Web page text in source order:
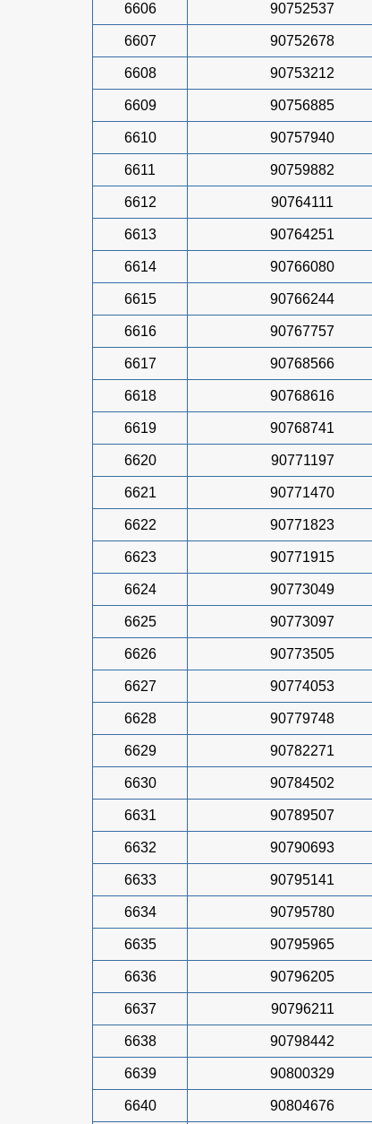
6606 90752537
6607 90752678
6608 90753212
6609 90756885
6610 90757940
6611 90759882
6612 90764111
6613 90764251
6614 90766080
6615 90766244
6616 90767757
6617 90768566
6618 90768616
6619 90768741
6620 90771197
6621 90771470
6622 90771823
6623 90771915
6624 90773049
6625 90773097
6626 90773505
6627 90774053
6628 90779748
6629 90782271
6630 90784502
6631 90789507
6632 90790693
6633 90795141
6634 90795780
6635 90795965
6636 90796205
6637 90796211
6638 90798442
6639 90800329
6640 90804676